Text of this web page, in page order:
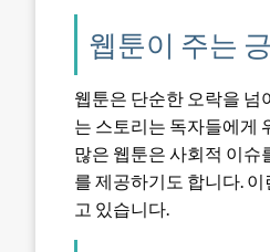
웹툰이 주는
웹툰은 단순한 오락을 넘
는 스토리는 독자들에게
많은 웹툰은 사회적 이슈
를 제공하기도 합니다.
고 있습니다.